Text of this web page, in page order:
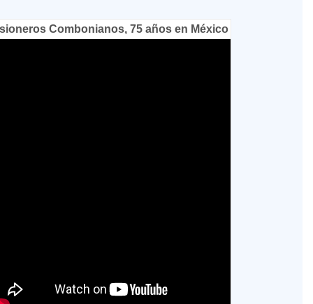
Combonianos, 75 años en México